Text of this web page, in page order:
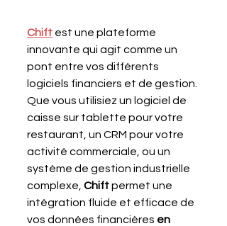
Chift est une plateforme
innovante qui agit comme un
pont entre vos différents
logiciels financiers et de gestion.
Que vous utilisiez un logiciel de
caisse sur tablette pour votre
restaurant, un CRM pour votre
activité commerciale, ou un
système de gestion industrielle
complexe, Chift permet une
intégration fluide et efficace de
vos données financières en